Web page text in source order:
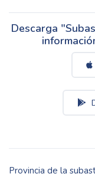
Descarga
Provincia de la